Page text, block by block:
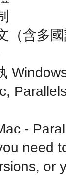
（含多
-
need
or